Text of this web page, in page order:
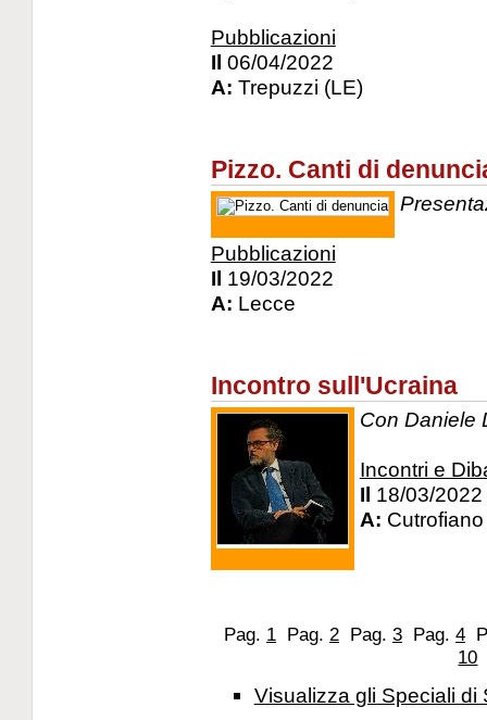
Pubblicazioni
Il 06/04/2022
A: Trepuzzi (LE)
Pizzo. Canti di
Pubblicazioni
Il 19/03/2022
A: Lecce
Incontro sull'Ucraina
Con Daniele
Incontri e
Il 18/03/2022
A:
Pag. 1 Pag. 2 Pag. 3 Pag. 4
10
Visualizza gli Speciali di